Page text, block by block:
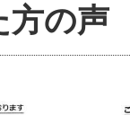
方の声